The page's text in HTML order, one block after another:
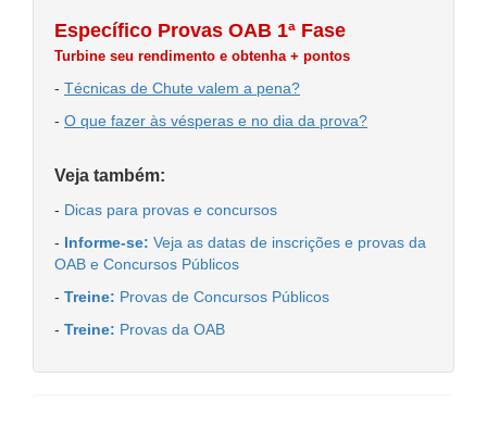
Específico Provas OAB 1ª Fase
Turbine seu rendimento e obtenha + pontos
- Técnicas de Chute valem a pena?
- O que fazer às vésperas e no dia da prova?
Veja também:
- Dicas para provas e concursos
- Informe-se: Veja as datas de inscrições e provas da
OAB e Concursos Públicos
- Treine: Provas de Concursos Públicos
- Treine: Provas da OAB